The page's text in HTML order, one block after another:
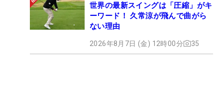
世界の最新スイングは「圧縮」がキ
ーワード！ 久常涼が飛んで曲がら
ない理由
2026年8月7日 (金) 12時00分 35